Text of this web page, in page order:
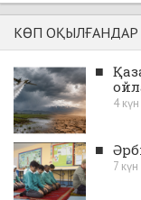
КӨП ОҚЫЛҒАНДАР
■
4
■
7